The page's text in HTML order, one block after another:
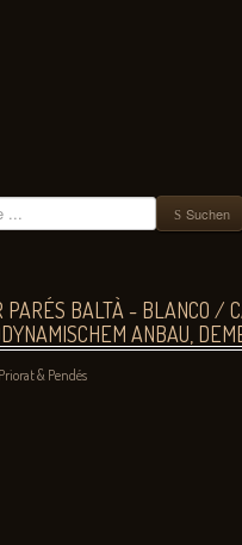
Suchen
PARÉS BALTÀ - BLANCO /
ANBAU,
Priorat & Pendés